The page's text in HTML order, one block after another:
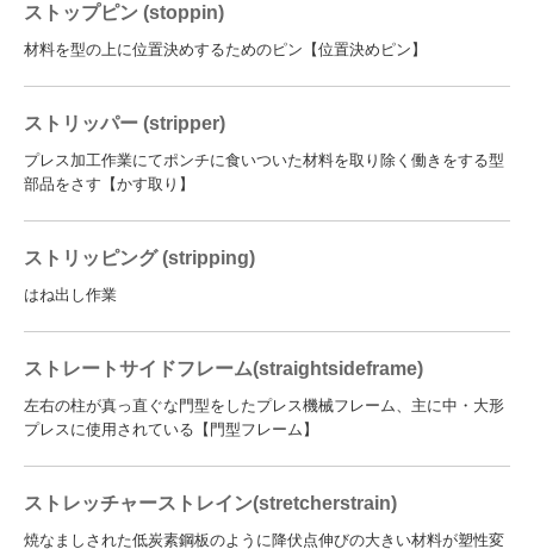
ストップピン (stoppin)
材料を型の上に位置決めするためのピン【位置決めピン】
ストリッパー (stripper)
プレス加工作業にてポンチに食いついた材料を取り除く働きをする型
部品をさす【かす取り】
ストリッピング (stripping)
はね出し作業
ストレートサイドフレーム(straightsideframe)
左右の柱が真っ直ぐな門型をしたプレス機械フレーム、主に中・大形
プレスに使用されている【門型フレーム】
ストレッチャーストレイン(stretcherstrain)
焼なましされた低炭素鋼板のように降伏点伸びの大きい材料が塑性変